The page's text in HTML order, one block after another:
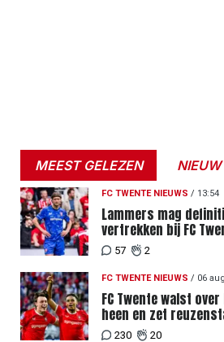
MEEST GELEZEN
FC TWENTE NIEUWS / 13:54
Lammers mag
vertrekken bij FC
zaakwaarnemer krijgt
vanwege komst
57 2
FC TWENTE NIEUWS / 06
FC Twente walst over
heen en zet
de play-offs
230 20